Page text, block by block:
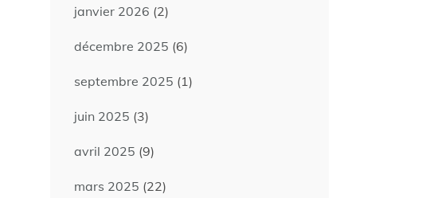
janvier 2026 (2)
décembre 2025 (6)
septembre 2025 (1)
juin 2025 (3)
avril 2025 (9)
mars 2025 (22)